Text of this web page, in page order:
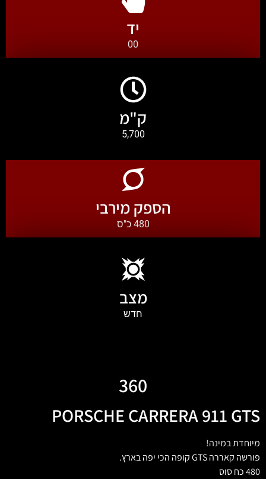
יד
00
ק"מ
5,700
הספק מירבי
480 כ"ס
מצב
חדש
360
PORSCHE CARRERA 911 GTS
מיוחדת במינה!
פורשה קאררה GTS קופה הכי יפה בארץ.
480 כח סוס